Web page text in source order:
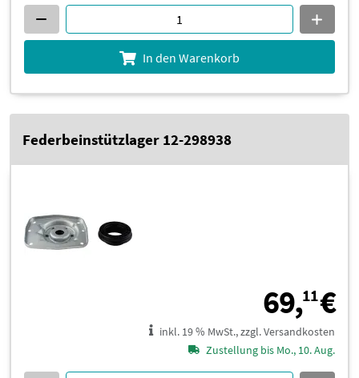
In den Warenkorb
Federbeinstützlager 12-298938
69,11€
inkl. 19 % MwSt., zzgl. Versandkosten
Zustellung bis Mo., 10. Aug.